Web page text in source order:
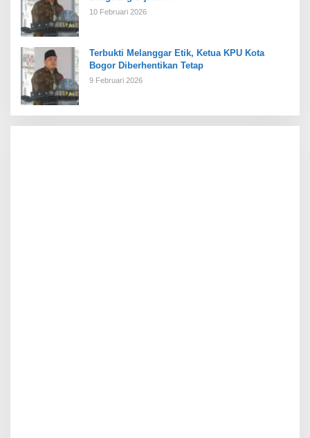
10 Februari 2026
Terbukti Melanggar Etik, Ketua KPU Kota
Bogor Diberhentikan Tetap
9 Februari 2026